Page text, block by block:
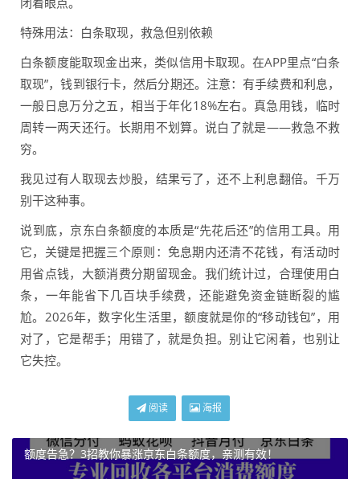
特殊用法：白条取现，救急但别依赖
白条额度能取现金出来，类似信用卡取现。在APP里点“白条
取现”，钱到银行卡，然后分期还。注意：有手续费和利息，
一般日息万分之五，相当于年化18%左右。真急用钱，临时
周转一两天还行。长期用不划算。说白了就是——救急不救
穷。
我见过有人取现去炒股，结果亏了，还不上利息翻倍。千万
别干这种事。
说到底，京东白条额度的本质是“先花后还”的信用工具。用
它，关键是把握三个原则：免息期内还清不花钱，有活动时
用省点钱，大额消费分期留现金。我们统计过，合理使用白
条，一年能省下几百块手续费，还能避免资金链断裂的尴
尬。2026年，数字化生活里，额度就是你的“移动钱包”，用
对了，它是帮手；用错了，就是负担。别让它闲着，也别让
它失控。
阅读 海报
额度告急？3招教你暴涨京东白条额度，亲测有效！